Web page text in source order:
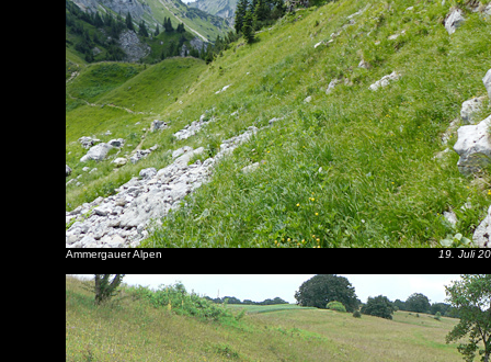
Ammergauer Alpen 19. Juli